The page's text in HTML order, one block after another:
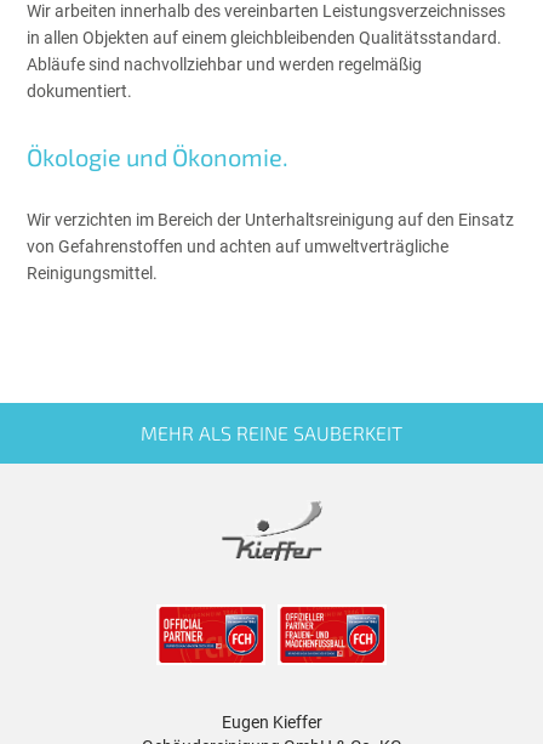
Wir arbeiten innerhalb des vereinbarten Leistungsverzeichnisses
in allen Objekten auf einem gleichbleibenden Qualitätsstandard.
Abläufe sind nachvollziehbar und werden regelmäßig
dokumentiert.
Ökologie und Ökonomie.
Wir verzichten im Bereich der Unterhaltsreinigung auf den Einsatz
von Gefahrenstoffen und achten auf umweltverträgliche
Reinigungsmittel.
MEHR ALS REINE SAUBERKEIT
Eugen Kieffer